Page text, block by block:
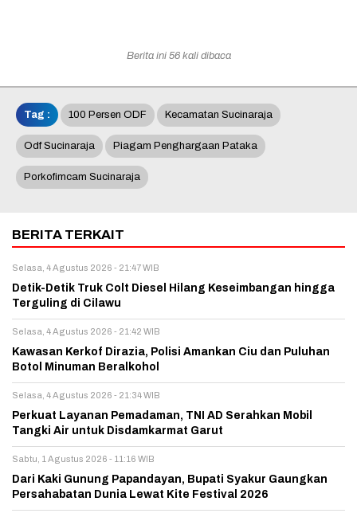
Berita ini 56 kali dibaca
Tag : 100 Persen ODF Kecamatan Sucinaraja
Odf Sucinaraja Piagam Penghargaan Pataka
Porkofimcam Sucinaraja
BERITA TERKAIT
Selasa, 4 Agustus 2026 - 21:47 WIB
Detik-Detik Truk Colt Diesel Hilang Keseimbangan hingga
Terguling di Cilawu
Selasa, 4 Agustus 2026 - 21:42 WIB
Kawasan Kerkof Dirazia, Polisi Amankan Ciu dan Puluhan
Botol Minuman Beralkohol
Selasa, 4 Agustus 2026 - 21:34 WIB
Perkuat Layanan Pemadaman, TNI AD Serahkan Mobil
Tangki Air untuk Disdamkarmat Garut
Sabtu, 1 Agustus 2026 - 11:16 WIB
Dari Kaki Gunung Papandayan, Bupati Syakur Gaungkan
Persahabatan Dunia Lewat Kite Festival 2026